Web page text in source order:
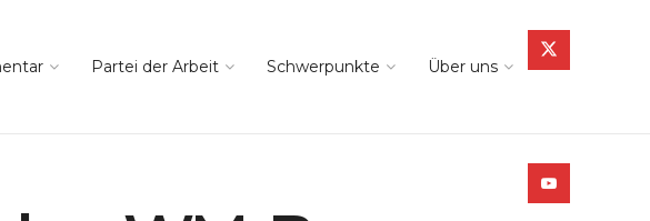
Partei der Arbeit Schwerpunkte Über uns